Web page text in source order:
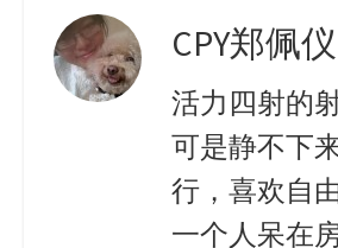
CPY郑佩仪
活力四射的
可是静不下
行，喜欢自
一个人呆在